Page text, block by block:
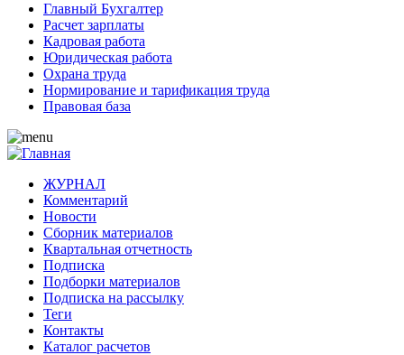
Главный Бухгалтер
Расчет зарплаты
Кадровая работа
Юридическая работа
Охрана труда
Нормирование и тарификация труда
Правовая база
ЖУРНАЛ
Комментарий
Новости
Сборник материалов
Квартальная отчетность
Подписка
Подборки материалов
Подписка на рассылку
Теги
Контакты
Каталог расчетов